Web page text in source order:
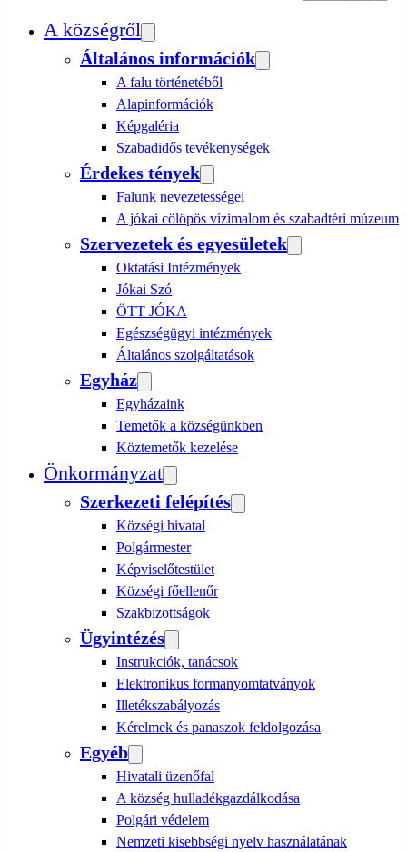
A községről
Általános információk
A falu történetéből
Alapinformációk
Képgaléria
Szabadidős tevékenységek
Érdekes tények
Falunk nevezetességei
A jókai cölöpös vízimalom és szabadtéri múzeum
Szervezetek és egyesületek
Oktatási Intézmények
Jókai Szó
ÖTT JÓKA
Egészségügyi intézmények
Általános szolgáltatások
Egyház
Egyházaink
Temetők a községünkben
Köztemetők kezelése
Önkormányzat
Szerkezeti felépítés
Községi hivatal
Polgármester
Képviselőtestület
Községi főellenőr
Szakbizottságok
Ügyintézés
Instrukciók, tanácsok
Elektronikus formanyomtatványok
Illetékszabályozás
Kérelmek és panaszok feldolgozása
Egyéb
Hivatali üzenőfal
A község hulladékgazdálkodása
Polgári védelem
Nemzeti kisebbségi nyelv használatának